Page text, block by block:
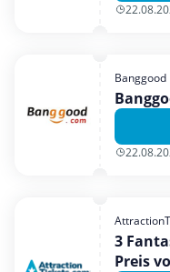
Banggood
3
Preis